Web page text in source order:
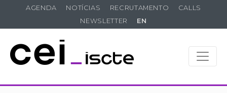
AGENDA NOTÍCIAS RECRUTAMENTO
CALLS
NEWSLETTER
EN